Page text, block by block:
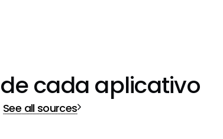
cada aplicativo
See all sources